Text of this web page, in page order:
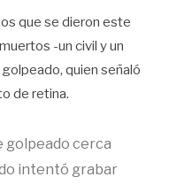
que se dieron este
-un civil y un
quien señaló
de retina.
golpeado cerca
intentó grabar